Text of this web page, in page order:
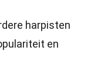
harpisten
en